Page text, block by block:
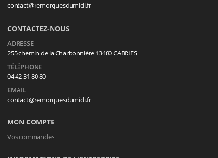
contact@remorquesdumidi.fr
CONTACTEZ-NOUS
ADRESSE
255 chemin de la Charbonnière 13480 CABRIES
TÉLÉPHONE
04 42 31 80 80
EMAIL
contact@remorquesdumidi.fr
MON COMPTE
Vos commandes